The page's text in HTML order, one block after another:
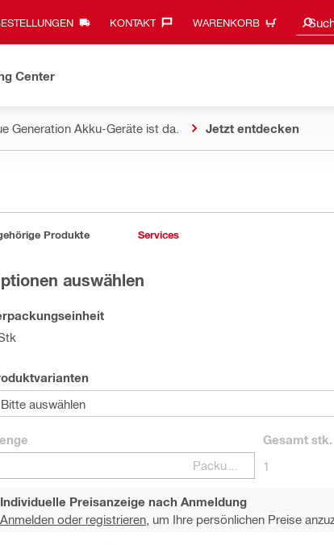
KONTAKT‎ WARENKORB Suche
Center
Generation Akku-Geräte ist da. Jetzt entdecken
Produkte Services
auswählen
Bitte auswählen
Gesamt stk.
1
Individuelle Preisanzeige nach Anmeldung
Anmelden oder registrieren, um Ihre persönlichen Preise